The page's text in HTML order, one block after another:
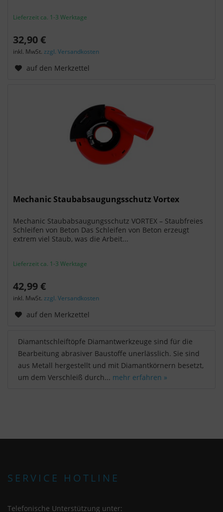
Lieferzeit ca. 1-3 Werktage
32,90 €
inkl. MwSt.zzgl. Versandkosten
auf den Merkzettel
Mechanic Staubabsaugungsschutz Vortex
Mechanic Staubabsaugungsschutz VORTEX – Staubfreies
Schleifen von Beton Das Schleifen von Beton erzeugt
extrem viel Staub, was die Arbeit...
Lieferzeit ca. 1-3 Werktage
42,99 €
inkl. MwSt.zzgl. Versandkosten
auf den Merkzettel
Diamantschleiftöpfe Diamantwerkzeuge sind für die
Bearbeitung abrasiver Baustoffe unerlässlich. Sie sind
aus Metall hergestellt und mit Diamantkörnern besetzt,
um dem Verschleiß durch... mehr erfahren »
SERVICE HOTLINE
Telefonische Unterstützung unter:
findet die oben beschriebene Übertragung nicht
statt.